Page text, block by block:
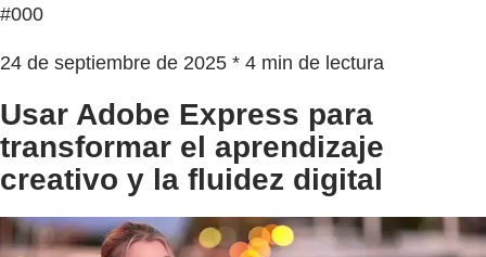
#000
24 de septiembre de 2025 * 4 min de lectura
Usar Adobe Express para
transformar el aprendizaje
creativo y la fluidez digital